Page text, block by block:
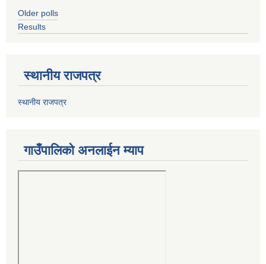
Older polls
Results
स्थानीय राजपत्र
स्थानीय राजपत्र
गाउँपालिको अनलाईन म्याप